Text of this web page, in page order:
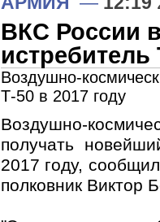
ВКС России
истребитель
Воздушно-
Т-50 в 2017 году
Воздушно-
получать
2017 году,
полковник Виктор